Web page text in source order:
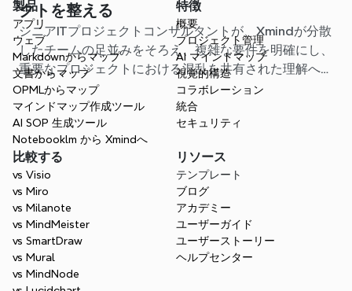
クトを整える
シニアITプロジェクトコンサルタントが、Xmindが分散
したチームの足並みをそろえ、複雑な要件を明確にし、
重要なプロジェクトにおける混乱を共有された理解へと
変えるのにどのように役立ったかを紹介します。
製品
アプリ
ウェブ
Markdownからマップ
文書からマップ
OPMLからマップ
マインドマップ作成ツール
AI SOP 生成ツール
Notebooklm から Xmindへ
特徴
概要
プロジェクト管理
AI マインドマップ
視覚的構造
コラボレーション
統合
セキュリティ
比較する
vs Visio
vs Miro
vs Milanote
vs MindMeister
vs SmartDraw
vs Mural
vs MindNode
リソース
テンプレート
ブログ
アカデミー
ユーザーガイド
ユーザーストーリー
ヘルプセンター